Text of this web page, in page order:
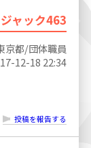
ャック463
京都/団体職員
12-18 22:34
投稿を報告する